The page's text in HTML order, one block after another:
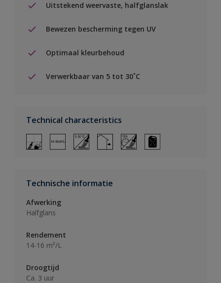
Uitstekend weervaste, halfglanslak
Bewezen bescherming tegen UV
Optimaal kleurbehoud
Verwerkbaar van 5 tot 30˚C
Technical characteristics
Technische informatie
Afwerking
Halfglans
Rendement
14-16 m²/L
Droogtijd
Ca. 3 uur